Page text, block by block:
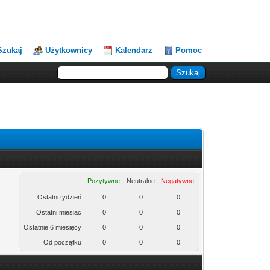
Użytkownicy Kalendarz Pomoc
Pozytywne Neutralne Negatywne
Ostatni tydzień 0 0 0
Ostatni miesiąc 0 0 0
Ostatnie 6 miesięcy 0 0 0
Od początku 0 0 0